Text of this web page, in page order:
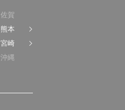
佐賀
熊本
宮崎
沖縄